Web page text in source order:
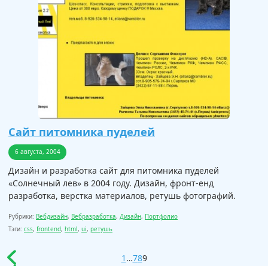
Сайт питомника пуделей
6 августа, 2004
Дизайн и разработка сайт для питомника пуделей
«Солнечный лев» в 2004 году. Дизайн, фронт-енд
разработка, верстка материалов, ретушь фотографий.
Рубрики: Вебдизайн, Вебразработка, Дизайн, Портфолио
Тэги: css, frontend, html, ui, ретушь
1 …789